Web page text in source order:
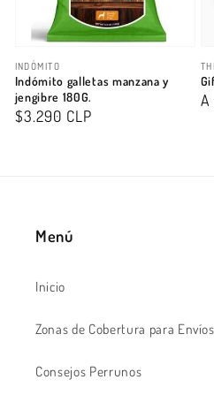
Proveedor:
INDÓMITO
Indómito galletas manzana y
jengibre 180G.
Precio
$3.290 CLP
A
Menú
Inicio
Zonas de Cobertura para Envíos
Consejos Perrunos